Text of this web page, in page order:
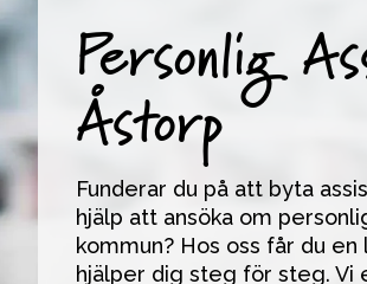
Personlig
Åstorp
Funderar du på att byta
hjälp att ansöka om
kommun? Hos oss får du
hjälper dig steg för steg. Vi